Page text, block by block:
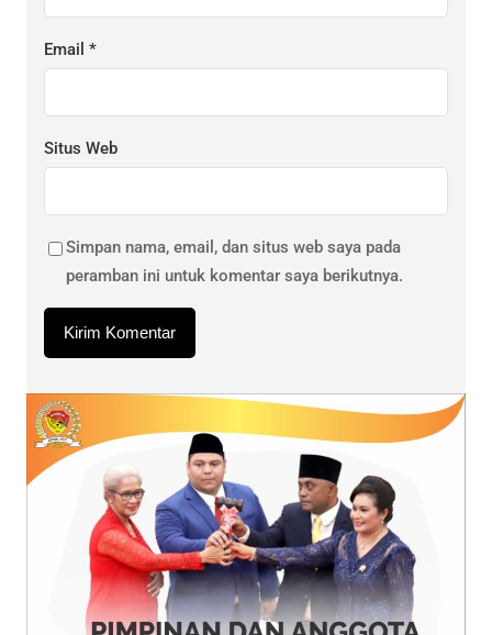
Email *
Situs Web
Simpan nama, email, dan situs web saya pada
peramban ini untuk komentar saya berikutnya.